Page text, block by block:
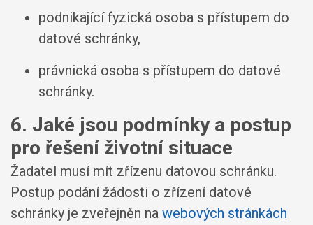
podnikající fyzická osoba s přístupem do
datové schránky,
právnická osoba s přístupem do datové
schránky.
6. Jaké jsou podmínky a postup
pro řešení životní situace
Žadatel musí mít zřízenu datovou schránku.
Postup podání žádosti o zřízení datové
schránky je zveřejněn na webových stránkách